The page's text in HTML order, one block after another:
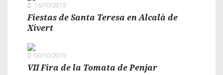
16/10/2019
Fiestas de Santa Teresa en Alcalà de
Xivert
09/10/2019
VII Fira de la Tomata de Penjar